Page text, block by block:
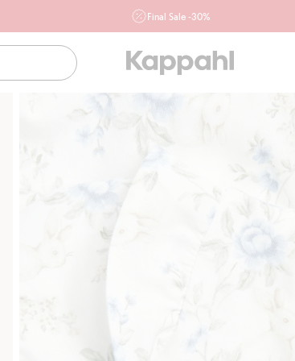
Final Sale -30%
ofertę, również z działu outlet do 10.8 w sklepach Kappahl i
Newbie oraz na kappahl.com. Ofert nie łączymy
Kobieta Mężczyzna